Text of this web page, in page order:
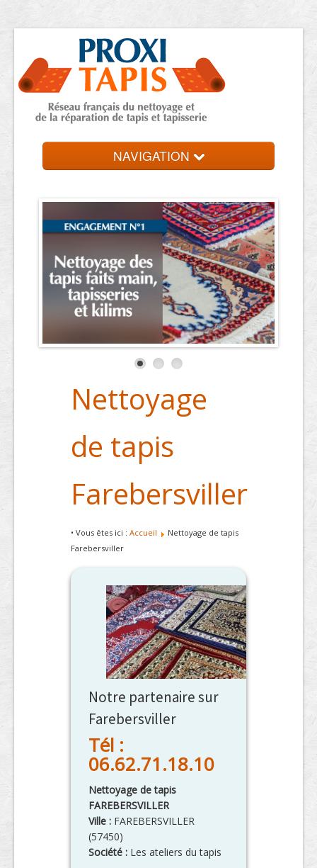
NAVIGATION
Nettoyage
de tapis
Farebersviller
• Vous êtes ici : Accueil
Nettoyage de tapis
Farebersviller
Notre partenaire sur
Farebersviller
Tél :
06.62.71.18.10
Nettoyage de tapis
FAREBERSVILLER
Ville : FAREBERSVILLER
(57450)
Société : Les ateliers du tapis